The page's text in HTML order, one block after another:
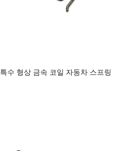
수 형상 금속 코일 자동차 스프링